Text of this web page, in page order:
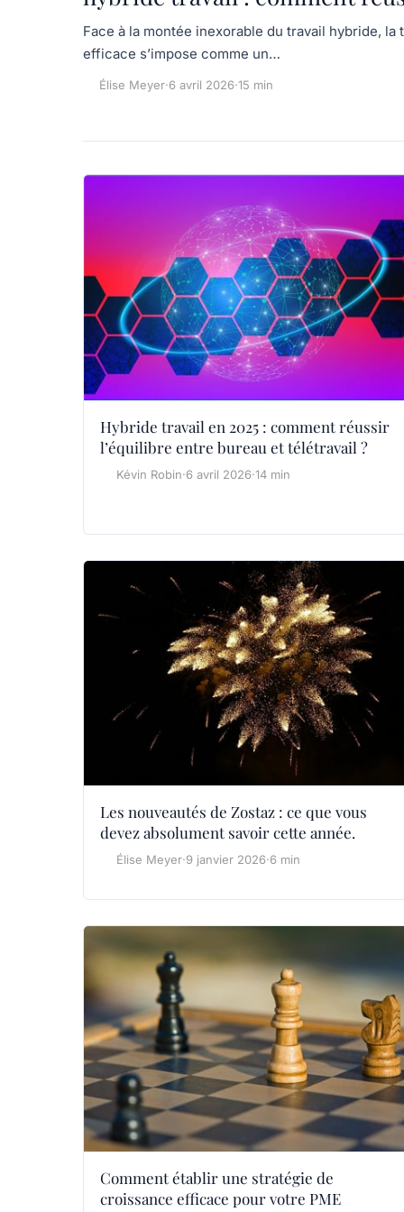
Face à la montée inexorable du travail hybride,
efficace s’impose comme un…
Élise Meyer·6 avril 2026·15 min
Hybride travail en 2025 : comment réussir
l’équilibre entre bureau et télétravail ?
Kévin Robin·6 avril 2026·14 min
Les nouveautés de Zostaz : ce que vous
devez absolument savoir cette année.
Élise Meyer·9 janvier 2026·6 min
Comment établir une stratégie de
croissance efficace pour votre PME